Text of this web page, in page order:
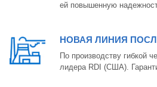
ей повышенную
НОВАЯ ЛИНИЯ
По производству гибкой
лидера RDI (США).